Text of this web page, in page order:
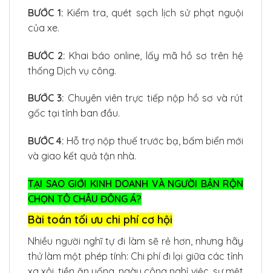
BƯỚC 1: Kiểm tra, quét sạch lịch sử phạt nguội
của xe.
BƯỚC 2: Khai báo online, lấy mã hồ sơ trên hệ
thống Dịch vụ công.
BƯỚC 3: Chuyên viên trực tiếp nộp hồ sơ và rút
gốc tại tỉnh ban đầu.
BƯỚC 4: Hỗ trợ nộp thuế trước bạ, bấm biển mới
và giao kết quả tận nhà.
TẠI SAO GIỚI KINH DOANH VÀ NGƯỜI BẬN RỘN
CHỌN TÔ CHÂU ĐÔNG Á?
Bài toán tối ưu chi phí cơ hội
Nhiều người nghĩ tự đi làm sẽ rẻ hơn, nhưng hãy
thử làm một phép tính: Chi phí đi lại giữa các tỉnh